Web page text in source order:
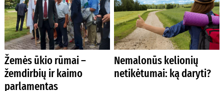
Žemės ūkio rūmai –
žemdirbių ir kaimo
parlamentas
Nemalonūs kelionių
netikėtumai: ką daryti?